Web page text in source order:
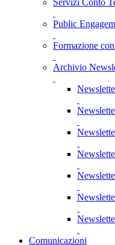
Servizi Conto
Public
Formazione
Archivio
Comunicazioni